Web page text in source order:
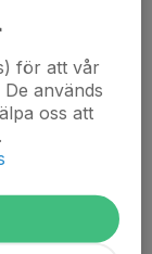
Jasin, Mosa,
för att vår
används
oss att